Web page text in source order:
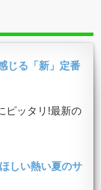
じる「新」定番
ピッタリ!最新の
しい熱い夏のサ